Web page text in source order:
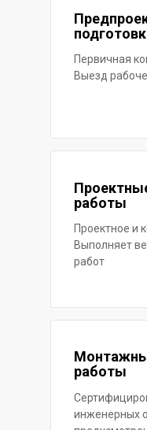
Первичная
Выезд
Проектное и
Выполняет
работ
работы
инженерных
работы